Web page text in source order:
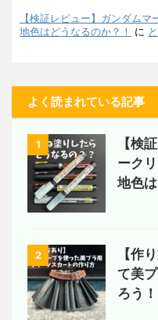
【検証レビュー】ガンダム
地色はどうなるのか？！
に
よく読まれている記事
1
【検
ーク
地色
2
【作
て美
ろう！